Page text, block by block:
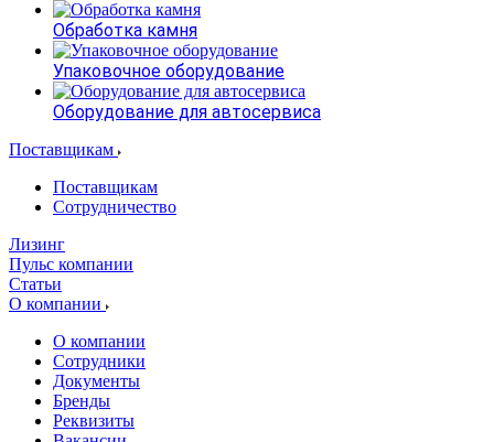
Обработка камня
Упаковочное оборудование
Оборудование для автосервиса
Поставщикам
Поставщикам
Сотрудничество
Лизинг
Пульс компании
Статьи
О компании
О компании
Сотрудники
Документы
Бренды
Реквизиты